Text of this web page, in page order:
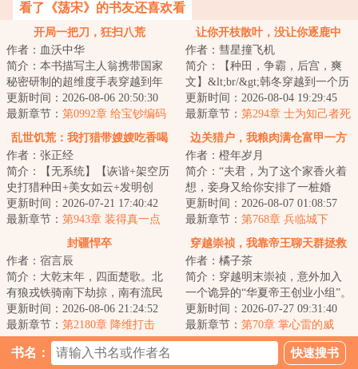
看了《荡宋》的书友还喜欢看
开局一把刀，狂扫八荒
作者：血沃中华
简介：本书描写主人翁携带国家
秘密研制的超维度手表穿越到年
的南宋成为一名战将。主人翁在
手表的帮助下力...
更新时间：2026-08-06 20:50:30
最新章节： 第0992章 给宝钞编码
让你开枝散叶，没让你逐鹿中
原！
作者：彗星撞飞机
简介：【种田，争霸，后宫，爽
文】&lt;br/&gt;韩冬穿越到一个历
史中从未有过的朝代，被一小女
子拍卖回家...
更新时间：2026-08-04 19:29:45
最新章节： 第294章 士为知己者死
乱世饥荒：我打猎带嫂嫂吃香喝
作者：张正经
简介：【无系统】【诙谐+架空历
史打猎种田+美女如云+发明创
造】开局一个傻子？谁说我是傻
子，照样带着绝...
更新时间：2026-07-21 17:40:42
最新章节： 第943章 装得真一点
边关猎户，我粮肉满仓富甲一方
作者：橙年岁月
简介：“夫君，为了这个家香火着
想，妾身又给你安排了一桩婚
事，你看可满意？”&lt;br/&gt;宁
远意外穿越...
更新时间：2026-08-07 01:08:57
最新章节： 第768章 兵临城下
封疆悍卒
作者：宿言辰
简介：大乾末年，四面楚歌。北
有狼戎铁骑南下劫掠，南有流民
四起匪盗横行。朝廷腐败，宗王
打压朝臣，谋图...
更新时间：2026-08-06 21:24:52
最新章节： 第2180章 降维打击
穿越崇祯，我靠帝王聊天群拯救
作者：橘子茶
简介：穿越明末崇祯，意外加入
一个诡异的“华夏帝王创业小组”。
群友的名字一个比一个骇人听
闻，像什么“...
更新时间：2026-07-27 09:31:40
最新章节： 第70章 掌心雷的威
力！战神朱由检！
书名：